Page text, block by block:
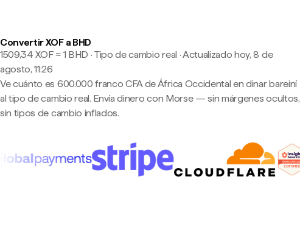
Convertir XOF a BHD
1509,34 XOF ≈ 1 BHD · Tipo de cambio real ·Actualizado hoy, 8 de
agosto, 11:26
Ve cuánto es 600.000 franco CFA de África Occidental en dinar bareiní
al tipo de cambio real. Envía dinero con Morse — sin márgenes ocultos,
sin tipos de cambio inflados.